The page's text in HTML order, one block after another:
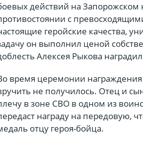
действий на Запорожском
с
геройские качества,
он выполнил ценой
Алексея Рыкова
время церемонии
не получилось. Отец и
в зоне СВО в одном из
награду на передовую,
отцу героя-бойца.